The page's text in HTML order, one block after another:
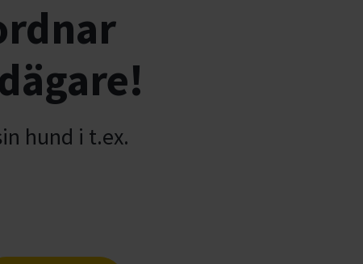
hund i t.ex.